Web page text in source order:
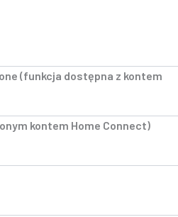
(funkcja dostępna z kontem
kontem Home Connect)